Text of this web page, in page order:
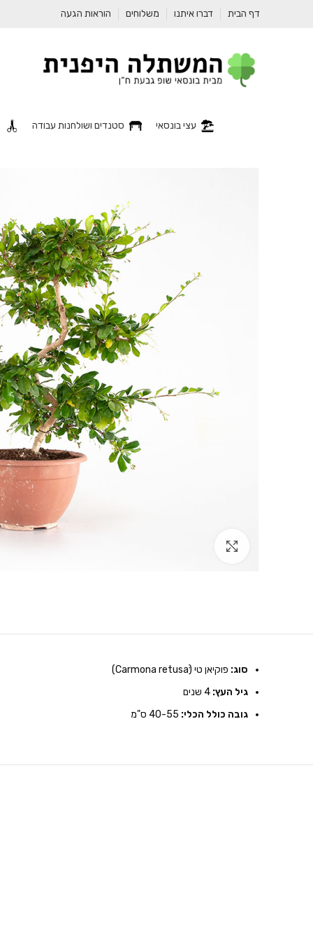
דף הבית דברו איתנו משלוחים הוראות הגעה
עצי בונסאי סטנדים ושולחנות עבודה
סוג: פוקיאן טי (Carmona retusaׂׂׂׂ)
גיל העץ:
גובה כולל הכלי: